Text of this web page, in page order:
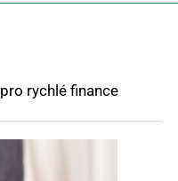
rychlé finance